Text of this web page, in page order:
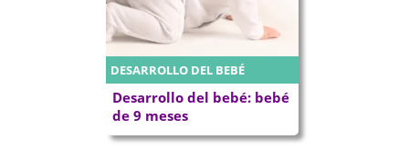
DESARROLLO DEL BEBÉ
Desarrollo del bebé: bebé
de 9 meses